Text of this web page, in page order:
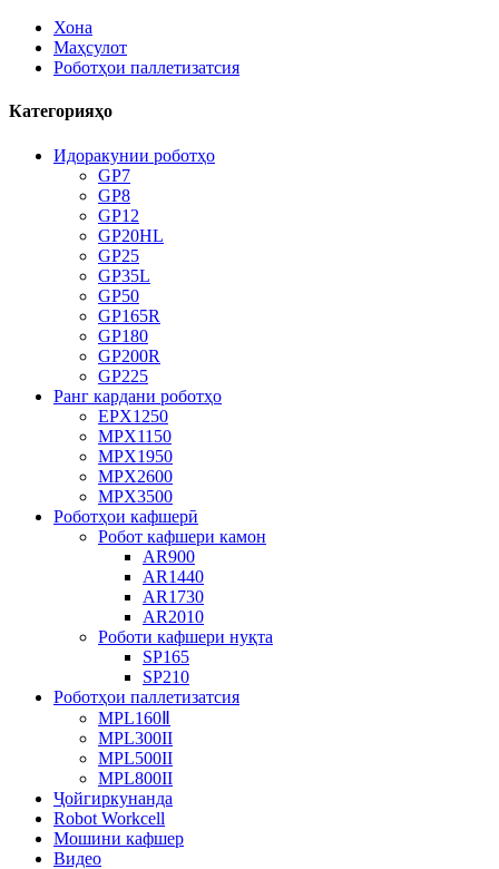
Хона
Маҳсулот
Роботҳои паллетизатсия
Категорияҳо
Идоракунии роботҳо
GP7
GP8
GP12
GP20HL
GP25
GP35L
GP50
GP165R
GP180
GP200R
GP225
Ранг кардани роботҳо
EPX1250
MPX1150
MPX1950
MPX2600
MPX3500
Роботҳои кафшерӣ
Робот кафшери камон
AR900
AR1440
AR1730
AR2010
Роботи кафшери нуқта
SP165
SP210
Роботҳои паллетизатсия
MPL160Ⅱ
MPL300II
MPL500II
MPL800II
Ҷойгиркунанда
Robot Workcell
Мошини кафшер
Видео